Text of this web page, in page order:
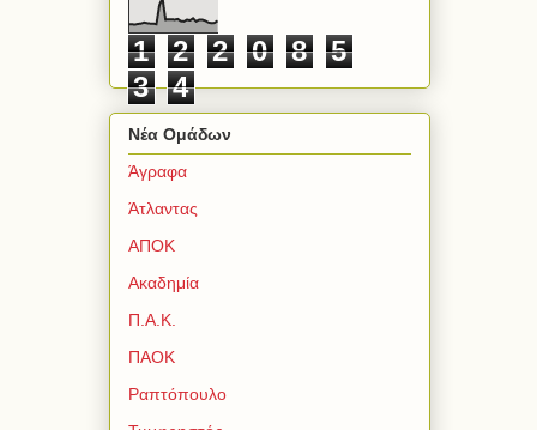
1 2 2 0 8
5
3
4
Νέα Ομάδων
Άγραφα
Άτλαντας
ΑΠΟΚ
Ακαδημία
Π.Α.Κ.
ΠΑΟΚ
Ραπτόπουλο